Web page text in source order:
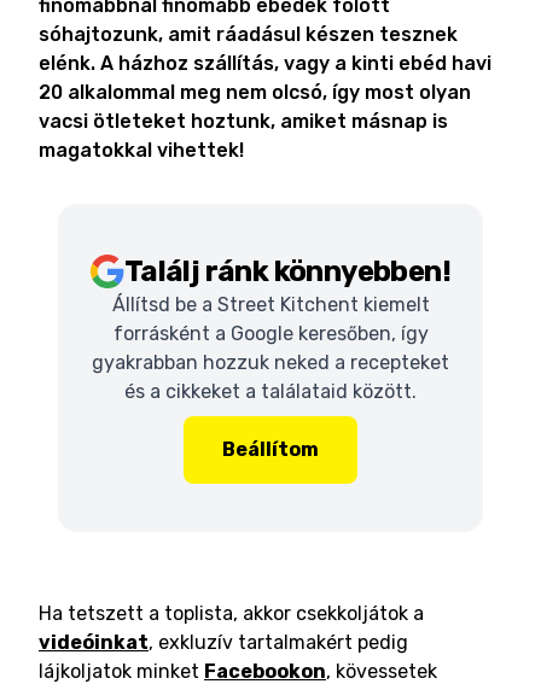
finomabbnál finomabb ebédek fölött
sóhajtozunk, amit ráadásul készen tesznek
elénk. A házhoz szállítás, vagy a kinti ebéd havi
20 alkalommal meg nem olcsó, így most olyan
vacsi ötleteket hoztunk, amiket másnap is
magatokkal vihettek!
Találj ránk könnyebben!
Állítsd be a Street Kitchent kiemelt
forrásként a Google keresőben, így
gyakrabban hozzuk neked a recepteket
és a cikkeket a találataid között.
Beállítom
Ha tetszett a toplista, akkor csekkoljátok a
videóinkat, exkluzív tartalmakért pedig
lájkoljatok minket Facebookon, kövessetek